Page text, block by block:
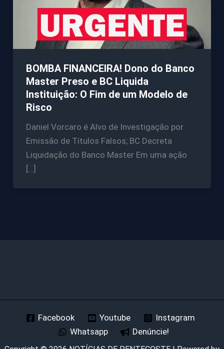
BOMBA FINANCEIRA! Dono do Banco
Master Preso e BC Liquida
Instituição: O Fim de um Modelo de
Risco
Daniel Vorcaro é Alvo de Investigação por
Emissão de Títulos Falsos; BC Decreta
Liquidação do Banco Master Em uma ação
[…]
Facebook Youtube
Instagram
Whatsapp
Denúncie!